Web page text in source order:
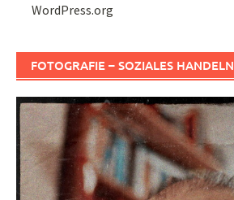
WordPress.org
FOTOGRAFIE – SOZIALES HANDELN